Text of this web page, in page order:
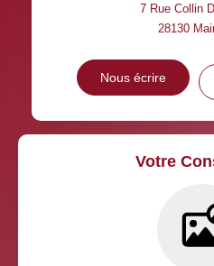
7 Rue Collin
28130
Nous écrire
Votre